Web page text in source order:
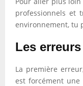
professionnels et
environnement, tu
Les
La première
est forcément une